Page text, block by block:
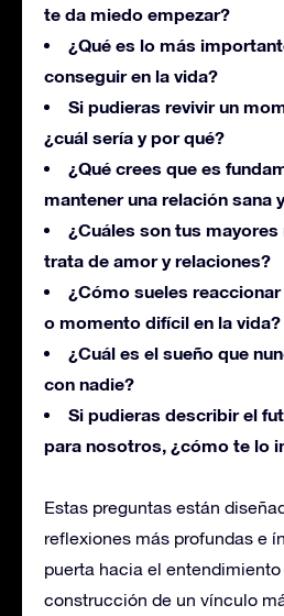
te da miedo empezar?
¿Qué es lo más
conseguir en la vida?
Si pudieras revivir un
¿cuál sería y por qué?
¿Qué crees que es
mantener una relación sana
¿Cuáles son tus
trata de amor y relaciones?
¿Cómo sueles
o momento difícil en la vida?
¿Cuál es el sueño que
con nadie?
Si pudieras describir el
para nosotros, ¿cómo te lo
Estas preguntas están
reflexiones más profundas e
puerta hacia el
construcción de un vínculo